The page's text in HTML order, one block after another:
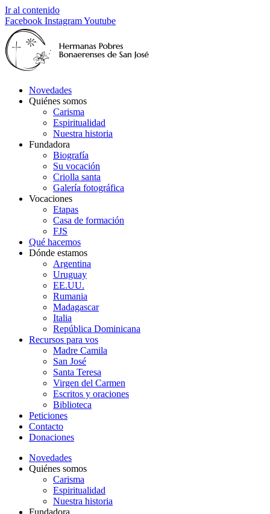
Ir al contenido
Facebook InstagramYoutube
Novedades
Quiénes somos
Carisma
Espiritualidad
Nuestra historia
Fundadora
Biografía
Su vocación
Criolla santa
Galería fotográfica
Vocaciones
Etapas
Casa de formación
FJS
Qué hacemos
Dónde estamos
Argentina
Uruguay
EE.UU.
Rumania
Madagascar
Italia
República Dominicana
Recursos para vos
Madre Camila
San José
Santa Teresa
Virgen del Carmen
Escritos y oraciones
Biblioteca
Peticiones
Contacto
Donaciones
Novedades
Quiénes somos
Carisma
Espiritualidad
Nuestra historia
Fundadora